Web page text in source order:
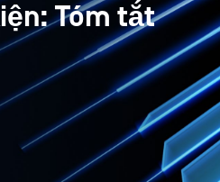
Tóm tắt